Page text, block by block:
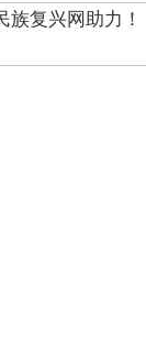
族复兴网助力！